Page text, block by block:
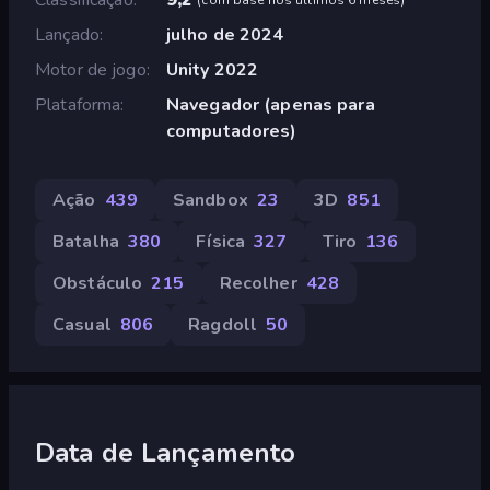
Lançado
julho de 2024
Motor de jogo
Unity 2022
Plataforma
Navegador (apenas para
computadores)
Ação 439 Sandbox 23 3D 851
Batalha 380 Física 327 Tiro 136
Obstáculo 215 Recolher 428
Casual 806 Ragdoll 50
Data de Lançamento